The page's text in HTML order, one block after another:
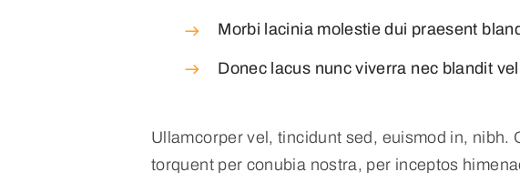
Morbi lacinia molestie dui praesent
Donec lacus nunc viverra nec blandit
Ullamcorper vel, tincidunt sed, euismod in,
torquent per conubia nostra, per inceptos